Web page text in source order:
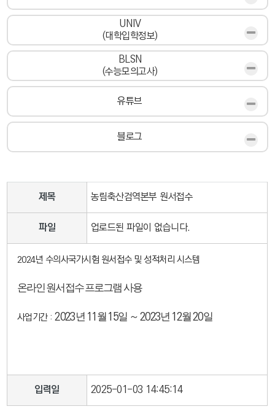
UNIV
(대학입학정보)
BLSN
(수능모의고사)
유튜브
블로그
제목 농림축산검역본부 원서접수
파일 업로드된 파일이 없습니다.
2024년 수의사국가시험 원서접수 및 성적처리 시스템
온라인 원서접수 프로그램 사용
사업기간 :2023년 11 월 15일 ～ 2023년 12월20일
입력일 2025-01-03 14:45:14